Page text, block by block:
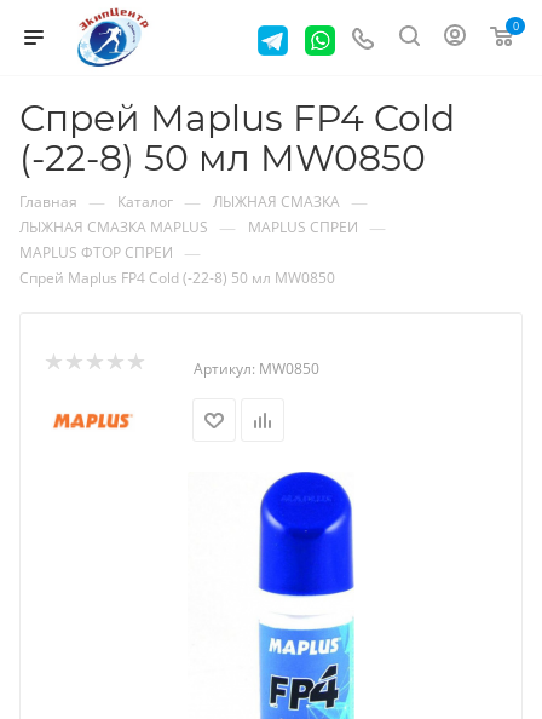
0
Спрей Maplus FP4 Cold
(-22-8) 50 мл MW0850
Главная — Каталог — ЛЫЖНАЯ СМАЗКА —
ЛЫЖНАЯ СМАЗКА MAPLUS — MAPLUS СПРЕИ —
MAPLUS ФТОР СПРЕИ —
Спрей Maplus FP4 Cold (-22-8) 50 мл MW0850
Артикул: MW0850